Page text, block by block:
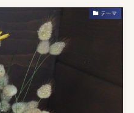
テーマ